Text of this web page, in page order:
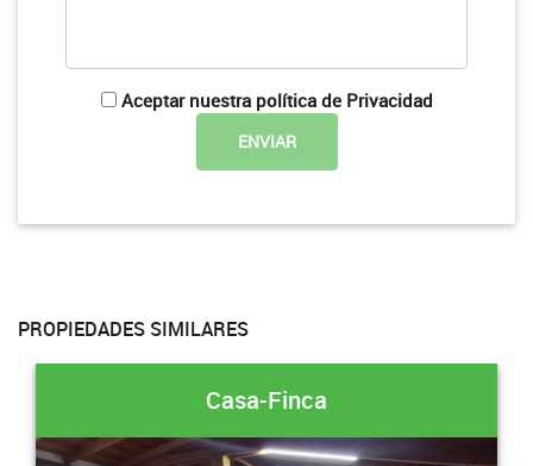
Aceptar nuestra política de Privacidad
PROPIEDADES SIMILARES
Casa-Finca